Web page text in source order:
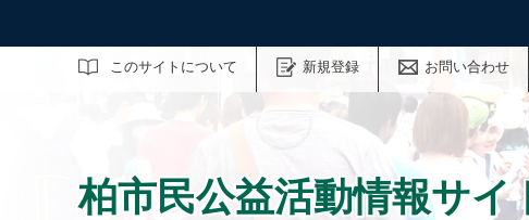
このサイトについて 新規登録 お問い合わせ
サイト内検索
柏市民公益活動情報サ